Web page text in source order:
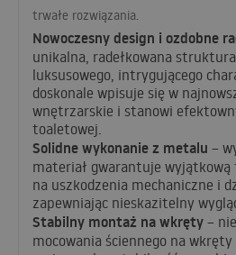
trwałe rozwiązania.
Nowoczesny design i ozdobne
unikalna, radełkowana
luksusowego, intrygującego
doskonale wpisuje się w
wnętrzarskie i stanowi
toaletowej.
Solidne wykonanie z metalu –
materiał gwarantuje wyjątkową
na uszkodzenia mechaniczne i
zapewniając nieskazitelny
Stabilny montaż na wkręty –
mocowania ściennego na